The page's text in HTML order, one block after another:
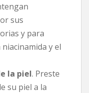
sus
y para
y el
la piel. Preste
su piel a la